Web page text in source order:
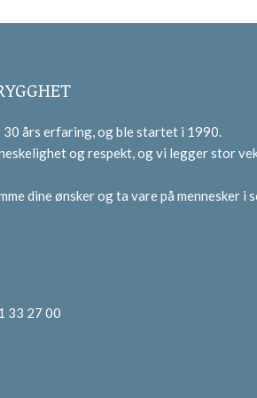
års erfaring, og ble startet i 1990.
og respekt, og vi legger stor
dine ønsker og ta vare på mennesker i
33 27 00